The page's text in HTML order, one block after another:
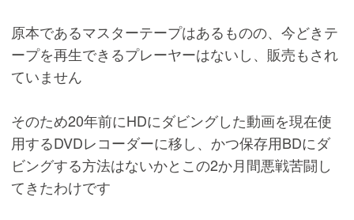
原本であるマスターテープはあるものの、今どきテ
ープを再生できるプレーヤーはないし、販売もされ
ていません
そのため20年前にHDにダビングした動画を現在使
用するDVDレコーダーに移し、かつ保存用BDにダ
ビングする方法はないかとこの2か月間悪戦苦闘し
てきたわけです